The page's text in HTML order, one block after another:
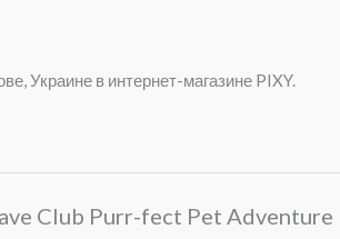
Украине в интернет-магазине PIXY.
Club Purr-fect Pet